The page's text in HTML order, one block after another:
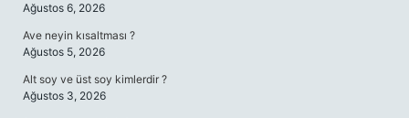
Ağustos 6, 2026
Ave neyin kısaltması ?
Ağustos 5, 2026
Alt soy ve üst soy kimlerdir ?
Ağustos 3, 2026